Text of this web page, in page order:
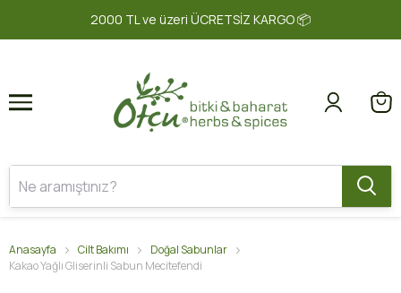
2000 TL ve üzeri ÜCRETSİZ KARGO 📦
1 2
Anasayfa Cilt Bakımı
Doğal Sabunlar
Kakao Yağlı Gliserinli Sabun Mecitefendi